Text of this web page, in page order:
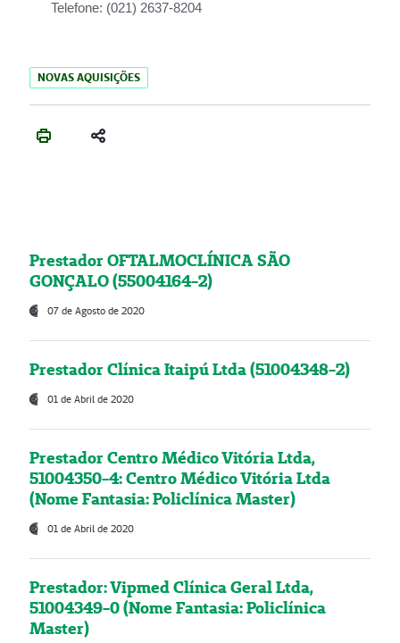
Telefone: (021) 2637-8204
NOVAS AQUISIÇÕES
Prestador OFTALMOCLÍNICA SÃO
GONÇALO (55004164-2)
07 de Agosto de 2020
Prestador Clínica Itaipú Ltda (51004348-2)
01 de Abril de 2020
Prestador Centro Médico Vitória Ltda,
51004350-4: Centro Médico Vitória Ltda
(Nome Fantasia: Policlínica Master)
01 de Abril de 2020
Prestador: Vipmed Clínica Geral Ltda,
51004349-0 (Nome Fantasia: Policlínica
Master)